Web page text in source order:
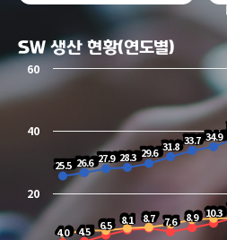
SW 생산 현황(연도별)
Chart
Line chart with 4 lines.
The chart has 1 X axis displaying
The chart has 2 Y axes
4.0
4.0 4.5
4.5
6.5
6.5
8.1
8.1 8.7
8.7 7.6
7.6 8.9
8.9 10.3
10.3
25.5
25.5 26.6
26.6 27.9
27.9 28.3
28.3 29.6
29.6
31.8
31.8
33.7
33.7 34.9
34.9
20
40
60